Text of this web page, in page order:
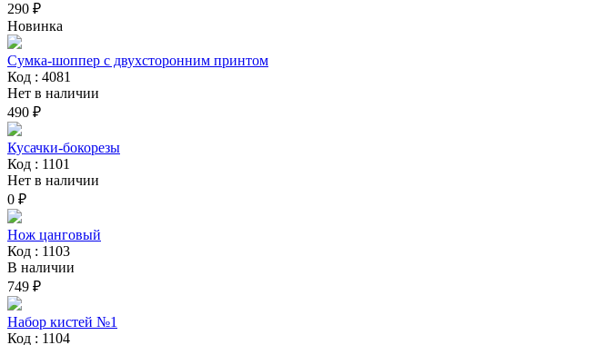
290 ₽
Новинка
Сумка-шоппер с двухсторонним принтом
Код : 4081
Нет в наличии
490 ₽
Кусачки-бокорезы
Код : 1101
Нет в наличии
0 ₽
Нож цанговый
Код : 1103
В наличии
749 ₽
Набор кистей №1
Код : 1104